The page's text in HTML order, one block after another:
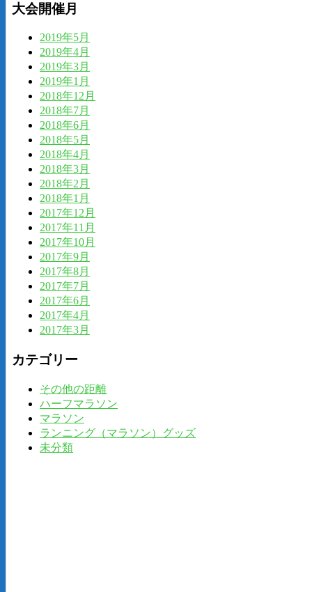
大会開催月
2019年5月
2019年4月
2019年3月
2019年1月
2018年12月
2018年7月
2018年6月
2018年5月
2018年4月
2018年3月
2018年2月
2018年1月
2017年12月
2017年11月
2017年10月
2017年9月
2017年8月
2017年7月
2017年6月
2017年4月
2017年3月
カテゴリー
その他の距離
ハーフマラソン
マラソン
ランニング（マラソン）グッズ
未分類